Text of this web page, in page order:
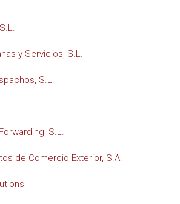
y Servicios, S.L.
S.L.
S.L.
de Comercio Exterior, S.A.